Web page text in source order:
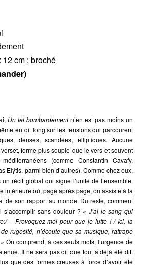
cm ; broché
Un tel bombardementn’en est pas moins un
en dit long sur les tensions qui parcourent
denses, scandées, elliptiques. Aucune
forme plus souple que le vers et souvent
(comme Constantin Cavafy,
Elýtis, parmi bien d’autres). Comme chez eux,
récit global qui signe l’unité de l’ensemble.
intérieure où, page après page, on assiste à la
de son rapport au monde. Du reste, comment
sans douleur ? « J’ai le sang qui
– Provoquez-moi pour que je lutte ! / Ici, la
rugosité, n’écoute que sa musique, rattrape
On comprend, à ces seuls mots, l’urgence de
Il ne sera pas dit que tout a déjà été dit.
que des formes creuses à force d’avoir été